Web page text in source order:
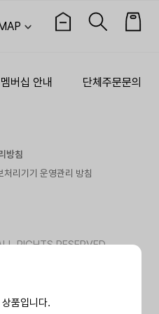
품입니다.
멤버십 안내 단체주문문의
방침
처리기기 운영관리 방침
RIGHTS RESERVED